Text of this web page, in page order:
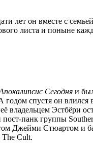
лет он вместе с
листа и поныне
Сегодня и
годом спустя он
владельцем Эстбёри
панк группы
Джейми Стюартом
The Cult.